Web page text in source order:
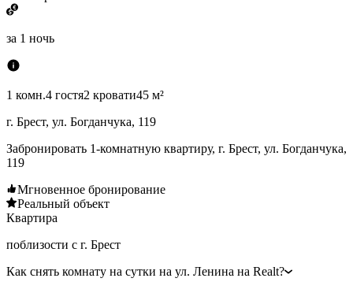
за 1 ночь
1 комн.4 гостя2 кровати45 м²
г. Брест, ул. Богданчука, 119
Забронировать 1-комнатную квартиру, г. Брест, ул. Богданчука,
119
Мгновенное бронирование
Реальный объект
Квартира
поблизости с г. Брест
Как снять комнату на сутки на ул. Ленина на Realt?